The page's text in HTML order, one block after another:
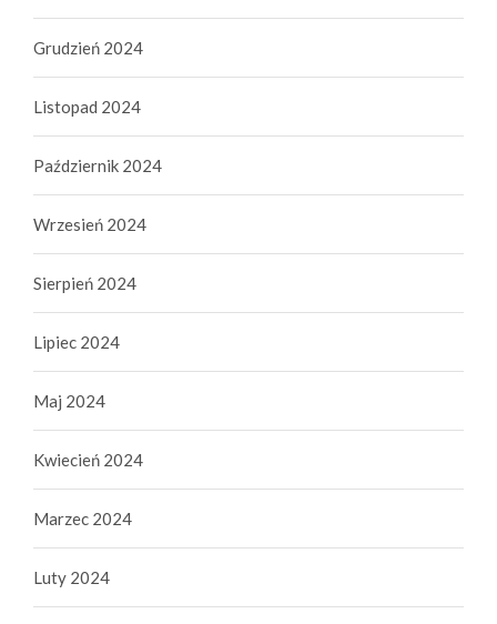
Grudzień 2024
Listopad 2024
Październik 2024
Wrzesień 2024
Sierpień 2024
Lipiec 2024
Maj 2024
Kwiecień 2024
Marzec 2024
Luty 2024